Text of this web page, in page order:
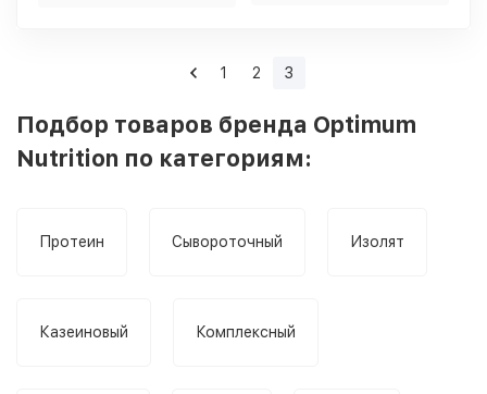
1 2 3
Подбор товаров бренда Optimum
Nutrition по категориям:
Протеин Сывороточный Изолят
Казеиновый Комплексный